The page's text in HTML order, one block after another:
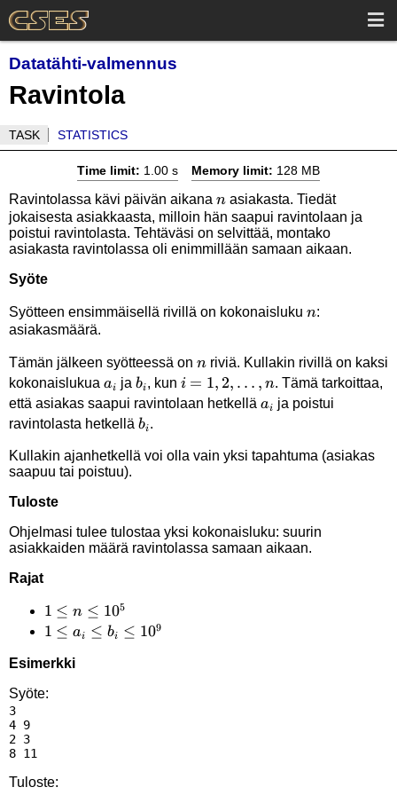
Datatähti-valmennus
Ravintola
TASK STATISTICS
Time limit: 1.00 s Memory limit: 128 MB
Ravintolassa kävi päivän aikana n
nasiakasta. Tiedät
jokaisesta asiakkaasta, milloin hän saapui ravintolaan ja
poistui ravintolasta. Tehtäväsi on selvittää, montako
asiakasta ravintolassa oli enimmillään samaan aikaan.
Syöte
Syötteen ensimmäisellä rivillä on kokonaisluku n
n:
asiakasmäärä.
Tämän jälkeen syötteessä on n
nriviä. Kullakin rivillä on kaksi
kokonaislukua a_i
ai ja b_i
bi , kun i=1,2,\ldots,n
i = 1, 2, … , n. Tämä tarkoittaa,
että asiakas saapui ravintolaan hetkellä a_i
ai ja poistui
ravintolasta hetkellä b_i
bi .
Kullakin ajanhetkellä voi olla vain yksi tapahtuma (asiakas
saapuu tai poistuu).
Tuloste
Ohjelmasi tulee tulostaa yksi kokonaisluku: suurin
asiakkaiden määrä ravintolassa samaan aikaan.
Rajat
1 \le
n
10^5
1 ≤ n ≤ 105
1 \le
\le
b_i
1 ≤ ai ≤ bi ≤ 109
Esimerkki
Syöte:
3
4 9
2 3
Tuloste: